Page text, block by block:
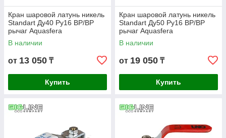
Кран шаровой латунь никель
Standart Ду40 Ру16 ВР/ВР
рычаг Aquasfera
В наличии
от 13 050 ₸
Купить
Кран шаровой латунь никель
Standart Ду50 Ру16 ВР/ВР
рычаг Aquasfera
В наличии
от 19 050 ₸
Купить